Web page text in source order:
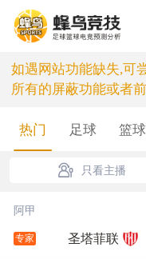
如遇网站功能缺失,可
所有的屏蔽功能或者
热门 足球 篮球
只看主播
阿甲
专家 圣塔菲联